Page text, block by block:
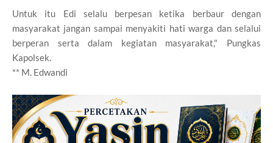
Untuk itu Edi selalu berpesan ketika berbaur dengan
masyarakat jangan sampai menyakiti hati warga dan selalui
berperan serta dalam kegiatan masyarakat," Pungkas
Kapolsek.
** M. Edwandi